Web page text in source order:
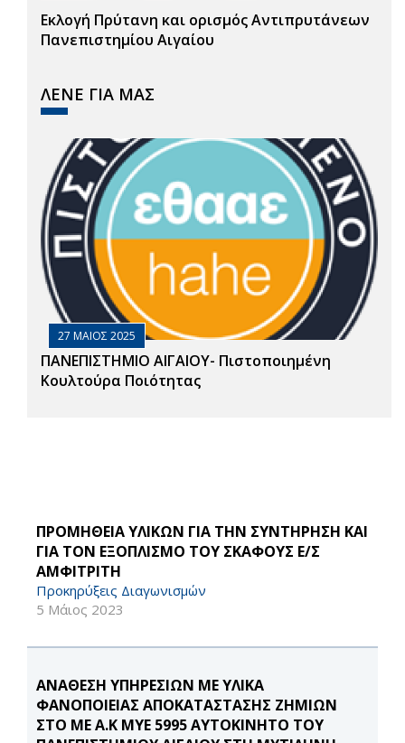
Εκλογή Πρύτανη και ορισμός Αντιπρυτάνεων
Πανεπιστημίου Αιγαίου
ΛΕΝΕ ΓΙΑ ΜΑΣ
27 ΜΑΙΟΣ 2025
ΠΑΝΕΠΙΣΤΗΜΙΟ ΑΙΓΑΙΟΥ- Πιστοποιημένη
Κουλτούρα Ποιότητας
ΠΡΟΜΗΘΕΙΑ ΥΛΙΚΩΝ ΓΙΑ ΤΗΝ ΣΥΝΤΗΡΗΣΗ ΚΑΙ
ΓΙΑ ΤΟΝ ΕΞΟΠΛΙΣΜΟ ΤΟΥ ΣΚΑΦΟΥΣ Ε/Σ
ΑΜΦΙΤΡΙΤΗ
Προκηρύξεις Διαγωνισμών
5 Μάιος 2023
ΑΝΑΘΕΣΗ ΥΠΗΡΕΣΙΩΝ ΜΕ ΥΛΙΚΑ
ΦΑΝΟΠΟΙΕΙΑΣ ΑΠΟΚΑΤΑΣΤΑΣΗΣ ΖΗΜΙΩΝ
ΣΤΟ ΜΕ Α.Κ ΜΥΕ 5995 ΑΥΤΟΚΙΝΗΤΟ ΤΟΥ